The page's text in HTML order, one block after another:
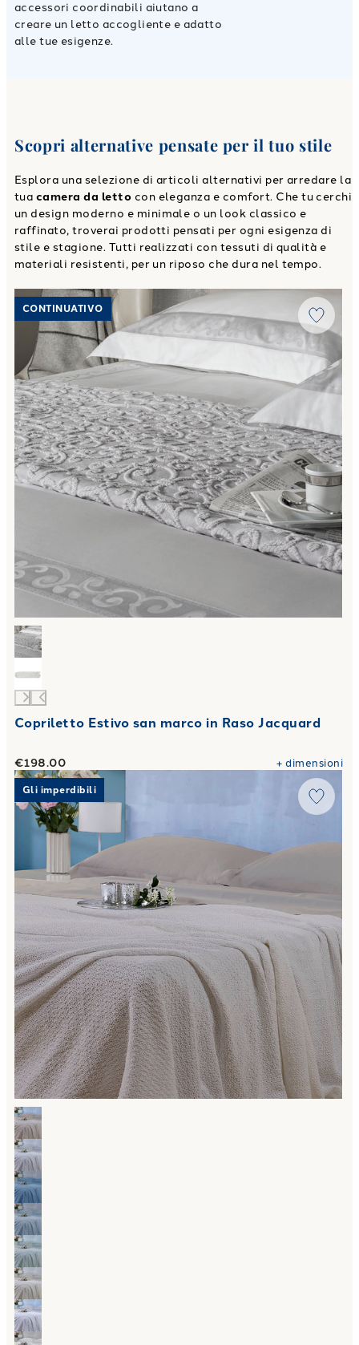
accessori coordinabili aiutano a
creare un letto accogliente e adatto
alle tue esigenze.
Scopri alternative pensate per il tuo stile
Esplora una selezione di articoli alternativi per arredare la
tua camera da letto con eleganza e comfort. Che tu cerchi
un design moderno e minimale o un look classico e
raffinato, troverai prodotti pensati per ogni esigenza di
stile e stagione. Tutti realizzati con tessuti di qualità e
materiali resistenti, per un riposo che dura nel tempo.
Link to "Copriletto Estivo san marco in Raso Jacquard"
CONTINUATIVO
Copriletto Estivo san marco in Raso Jacquard
€198.00 +dimensioni
Link to "Copriletto non Trapuntato in Raso Jacquard
Gli imperdibili